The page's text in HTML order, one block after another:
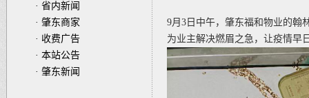
· 省内新闻
· 肇东商家
· 收费广告
· 本站公告
· 肇东新闻
9月3日中午，肇东福和物业的翰
为业主解决燃眉之急，让疫情早